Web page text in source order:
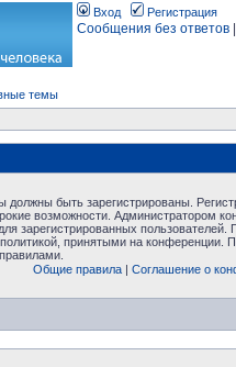
Вход Регистрация
Сообщения без ответов
темы
быть зарегистрированы.
возможности. Администратором
зарегистрированных
принятыми на конференции.
правилами.
Общие правила| Соглашение о